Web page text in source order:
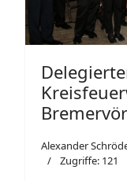
Alexander
Zugriffe: 121